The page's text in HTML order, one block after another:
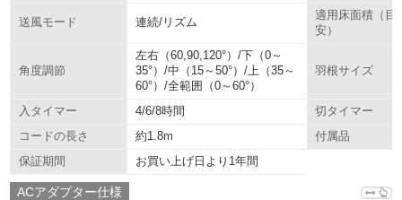
送風モード 連続/リズム
適用床面積（目
安）
角度調節
左右（60,90,120°）/下（0～
35°）/中（15～50°）/上（35～
60°）/全範囲（0～60°）
羽根サイズ
入タイマー 4/6/8時間
切タイマー
コードの長さ
約1.8m
付属品
保証期間
お買い上げ日より1年間
ACアダプター仕様